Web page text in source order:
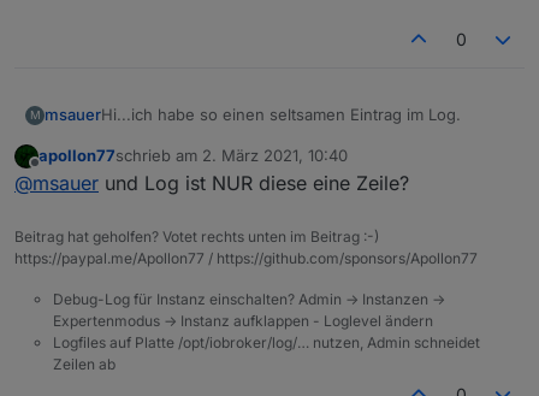
0
M msauerHi...ich habe so einen seltsamen Eintrag im Log.
der Spiegelung Einstellung. Das Script ist das, was ich
mit RULES erstellt habe.
apollon77schrieb am 2. März 2021, 10:40
zuletzt editiert von
@msauer und Log ist NUR diese eine Zeile?
Beitrag hat geholfen? Votet rechts unten im Beitrag :-)
https://paypal.me/Apollon77 / https://github.com/sponsors/Apollon77
Debug-Log für Instanz einschalten? Admin -> Instanzen ->
Expertenmodus -> Instanz aufklappen - Loglevel ändern
Logfiles auf Platte /opt/iobroker/log/… nutzen, Admin schneidet
Zeilen ab